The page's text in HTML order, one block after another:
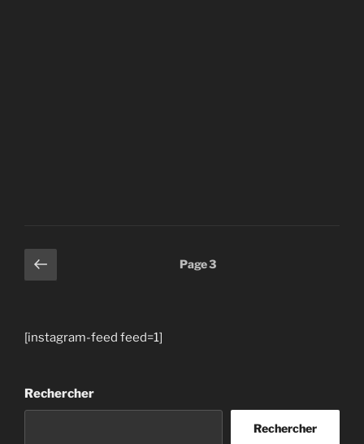
Pagination
des
Page
précédente
Page3
[instagram-feed feed=1]
Rechercher
Rechercher